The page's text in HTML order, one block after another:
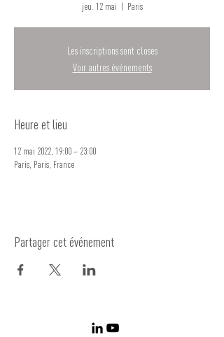
jeu. 12 mai
  |
Paris
Les inscriptions sont closes
Voir autres événements
Heure et lieu
12 mai 2022, 19:00 – 23:00
Paris, Paris, France
Partager cet événement